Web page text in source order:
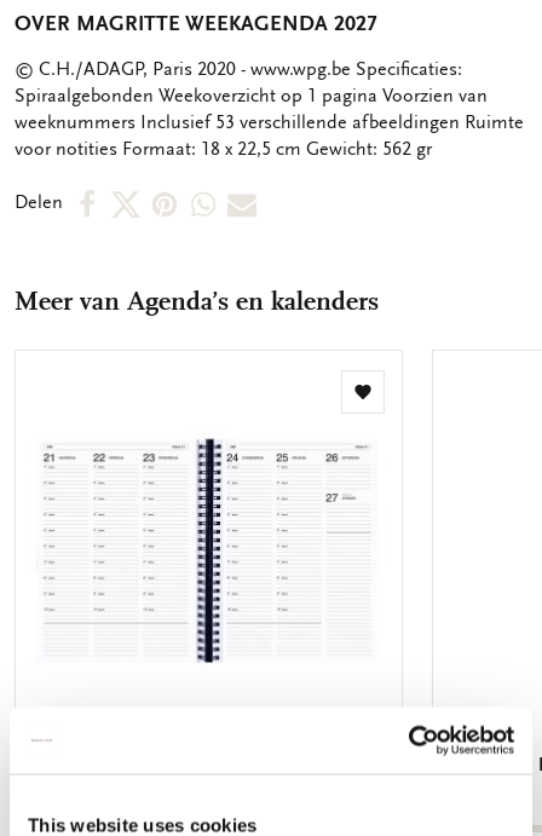
This website uses cookies
OVER MAGRITTE WEEKAGENDA 2027
OMSCHRIJVING
© C.H./ADAGP, Paris 2020 - www.wpg.be Specificaties:
Spiraalgebonden Weekoverzicht op 1 pagina Voorzien van
weeknummers Inclusief 53 verschillende afbeeldingen Ruimte
voor notities Formaat: 18 x 22,5 cm Gewicht: 562 gr
Delen
DeelDeelDeelDeelDeel
mail
Meer van Agenda’s en kalenders
Toevoegen
verlanglijst